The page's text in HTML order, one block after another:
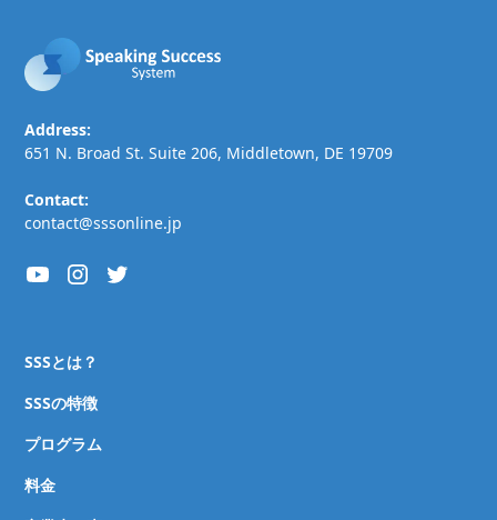
Address:
651 N. Broad St. Suite 206, Middletown, DE 19709
Contact:
contact@sssonline.jp
SSSとは？
SSSの特徴
プログラム
料金